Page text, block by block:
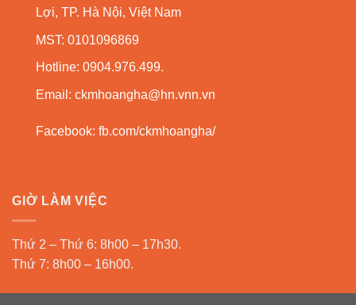
Lợi, TP. Hà Nội, Việt Nam
MST: 0101096869
Hotline: 0904.976.499.
Email: ckmhoangha@hn.vnn.vn
Facebook: fb.com/ckmhoangha/
GIỜ LÀM VIỆC
Thứ 2 – Thứ 6: 8h00 – 17h30.
Thứ 7: 8h00 – 16h00.